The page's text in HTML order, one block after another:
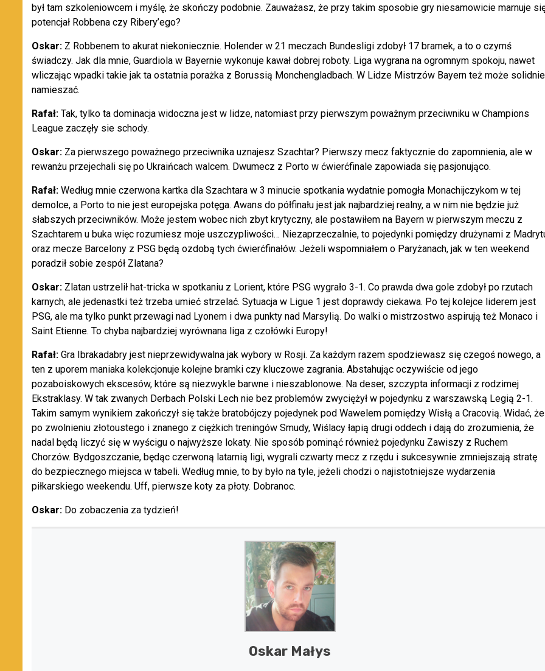
był tam szkoleniowcem i myślę, że skończy podobnie. Zauważasz, że przy takim sposobie gry niesamowicie marnuje
potencjał Robbena czy Ribery’ego?
Oskar: Z Robbenem to akurat niekoniecznie. Holender w 21 meczach Bundesligi zdobył 17 bramek, a to o czymś
świadczy. Jak dla mnie, Guardiola w Bayernie wykonuje kawał dobrej roboty. Liga wygrana na ogromnym spokoju, nawet
wliczając wpadki takie jak ta ostatnia porażka z Borussią Monchengladbach. W Lidze Mistrzów Bayern też może solidnie
namieszać.
Rafał: Tak, tylko ta dominacja widoczna jest w lidze, natomiast przy pierwszym poważnym przeciwniku w Champions
League zaczęły sie schody.
Oskar: Za pierwszego poważnego przeciwnika uznajesz Szachtar? Pierwszy mecz faktycznie do zapomnienia, ale w
rewanżu przejechali się po Ukraińcach walcem. Dwumecz z Porto w ćwierćfinale zapowiada się pasjonująco.
Rafał: Według mnie czerwona kartka dla Szachtara w 3 minucie spotkania wydatnie pomogła Monachijczykom w tej
demolce, a Porto to nie jest europejska potęga. Awans do półfinału jest jak najbardziej realny, a w nim nie będzie już
słabszych przeciwników. Może jestem wobec nich zbyt krytyczny, ale postawiłem na Bayern w pierwszym meczu z
Szachtarem u buka więc rozumiesz moje uszczypliwości… Niezaprzeczalnie, to pojedynki pomiędzy drużynami z
oraz mecze Barcelony z PSG będą ozdobą tych ćwierćfinałów. Jeżeli wspomniałem o Paryżanach, jak w ten weekend
poradził sobie zespół Zlatana?
Oskar: Zlatan ustrzelił hat-tricka w spotkaniu z Lorient, które PSG wygrało 3-1. Co prawda dwa gole zdobył po rzutach
karnych, ale jedenastki też trzeba umieć strzelać. Sytuacja w Ligue 1 jest doprawdy ciekawa. Po tej kolejce liderem jest
PSG, ale ma tylko punkt przewagi nad Lyonem i dwa punkty nad Marsylią. Do walki o mistrzostwo aspirują też Monaco i
Saint Etienne. To chyba najbardziej wyrównana liga z czołówki Europy!
Rafał: Gra Ibrakadabry jest nieprzewidywalna jak wybory w Rosji. Za każdym razem spodziewasz się czegoś nowego, a
ten z uporem maniaka kolekcjonuje kolejne bramki czy kluczowe zagrania. Abstahując oczywiście od jego
pozaboiskowych ekscesów, które są niezwykle barwne i nieszablonowe. Na deser, szczypta informacji z rodzimej
Ekstraklasy. W tak zwanych Derbach Polski Lech nie bez problemów zwyciężył w pojedynku z warszawską Legią 2-1.
Takim samym wynikiem zakończył się także bratobójczy pojedynek pod Wawelem pomiędzy Wisłą a Cracovią. Widać, że
po zwolnieniu złotoustego i znanego z ciężkich treningów Smudy, Wiślacy łapią drugi oddech i dają do zrozumienia, że
nadal będą liczyć się w wyścigu o najwyższe lokaty. Nie sposób pominąć również pojedynku Zawiszy z Ruchem
Chorzów. Bydgoszczanie, będąc czerwoną latarnią ligi, wygrali czwarty mecz z rzędu i sukcesywnie zmniejszają stratę
do bezpiecznego miejsca w tabeli. Według mnie, to by było na tyle, jeżeli chodzi o najistotniejsze wydarzenia
piłkarskiego weekendu. Uff, pierwsze koty za płoty. Dobranoc.
Oskar: Do zobaczenia za tydzień!
Oskar Małys